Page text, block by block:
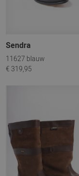
Sendra
11627 blauw
€ 319,95